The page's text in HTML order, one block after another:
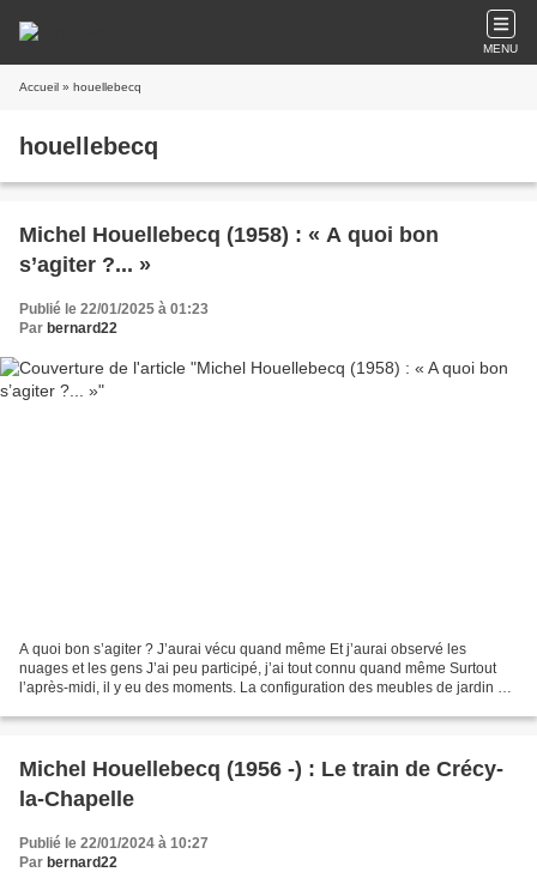
MENU
Accueil » houellebecq
houellebecq
Michel Houellebecq (1958) : « A quoi bon
s’agiter ?... »
Publié le 22/01/2025 à 01:23
Par bernard22
A quoi bon s’agiter ? J’aurai vécu quand même Et j’aurai observé les
nuages et les gens J’ai peu participé, j’ai tout connu quand même Surtout
l’après-midi, il y eu des moments. La configuration des meubles de jardin Je
Michel Houellebecq (1956 -) : Le train de Crécy-
la-Chapelle
Publié le 22/01/2024 à 10:27
Par bernard22